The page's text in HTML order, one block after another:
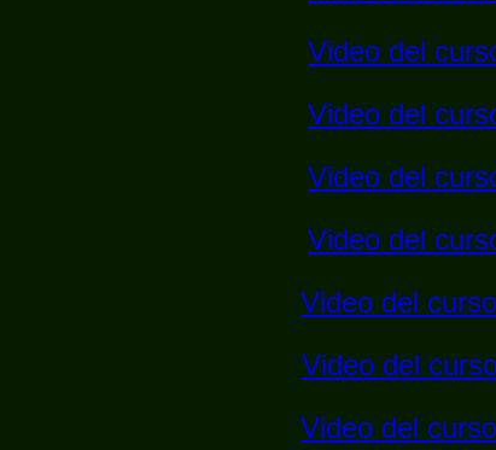
Video del
Video del
Video del
Video del
Video del
Video del
Video del